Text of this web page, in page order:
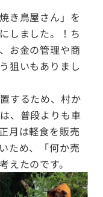
き鳥屋さん」を
しました。！ち
お金の管理や商
狙いもありまし
するため、村か
、普段よりも車
月は軽食を販売
ため、「何か売
えたのです。